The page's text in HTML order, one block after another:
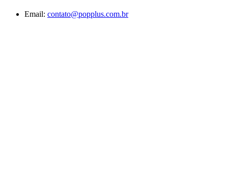
Email: contato@popplus.com.br